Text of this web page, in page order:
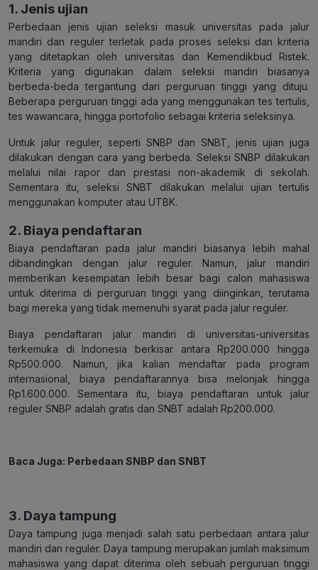
1. Jenis ujian
Perbedaan jenis ujian seleksi masuk universitas pada jalur
mandiri dan reguler terletak pada proses seleksi dan kriteria
yang ditetapkan oleh universitas dan Kemendikbud Ristek.
Kriteria yang digunakan dalam seleksi mandiri biasanya
berbeda-beda tergantung dari perguruan tinggi yang dituju.
Beberapa perguruan tinggi ada yang menggunakan tes tertulis,
tes wawancara, hingga portofolio sebagai kriteria seleksinya.
Untuk jalur reguler, seperti SNBP dan SNBT, jenis ujian juga
dilakukan dengan cara yang berbeda. Seleksi SNBP dilakukan
melalui nilai rapor dan prestasi non-akademik di sekolah.
Sementara itu, seleksi SNBT dilakukan melalui ujian tertulis
menggunakan komputer atau UTBK.
2. Biaya pendaftaran
Biaya pendaftaran pada jalur mandiri biasanya lebih mahal
dibandingkan dengan jalur reguler. Namun, jalur mandiri
memberikan kesempatan lebih besar bagi calon mahasiswa
untuk diterima di perguruan tinggi yang diinginkan, terutama
bagi mereka yang tidak memenuhi syarat pada jalur reguler.
Biaya pendaftaran jalur mandiri di universitas-universitas
terkemuka di Indonesia berkisar antara Rp200.000 hingga
Rp500.000. Namun, jika kalian mendaftar pada program
internasional, biaya pendaftarannya bisa melonjak hingga
Rp1.600.000. Sementara itu, biaya pendaftaran untuk jalur
reguler SNBP adalah gratis dan SNBT adalah Rp200.000.
Baca Juga: Perbedaan SNBP dan SNBT
3. Daya tampung
Daya tampung juga menjadi salah satu perbedaan antara jalur
mandiri dan reguler. Daya tampung merupakan jumlah maksimum
mahasiswa yang dapat diterima oleh sebuah perguruan tinggi